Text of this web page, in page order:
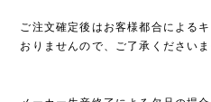
ご注文確定後はお客様都合による
おりませんので、ご了承くださいま